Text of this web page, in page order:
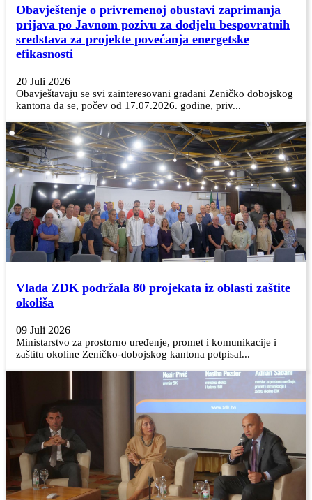
Obavještenje o privremenoj obustavi zaprimanja
prijava po Javnom pozivu za dodjelu bespovratnih
sredstava za projekte povećanja energetske
efikasnosti
20 Juli 2026
Obavještavaju se svi zainteresovani građani Zeničko dobojskog
kantona da se, počev od 17.07.2026. godine, priv...
Vlada ZDK podržala 80 projekata iz oblasti zaštite
okoliša
09 Juli 2026
Ministarstvo za prostorno uređenje, promet i komunikacije i
zaštitu okoline Zeničko-dobojskog kantona potpisal...